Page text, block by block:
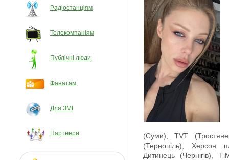
Радіостанціям
Телекомпаніям
Публічні люди
Фанатам
Для ЗМІ
Партнери
(Суми), TVT
(Тернопіль), Херсон
Дитинець (Чернігів),